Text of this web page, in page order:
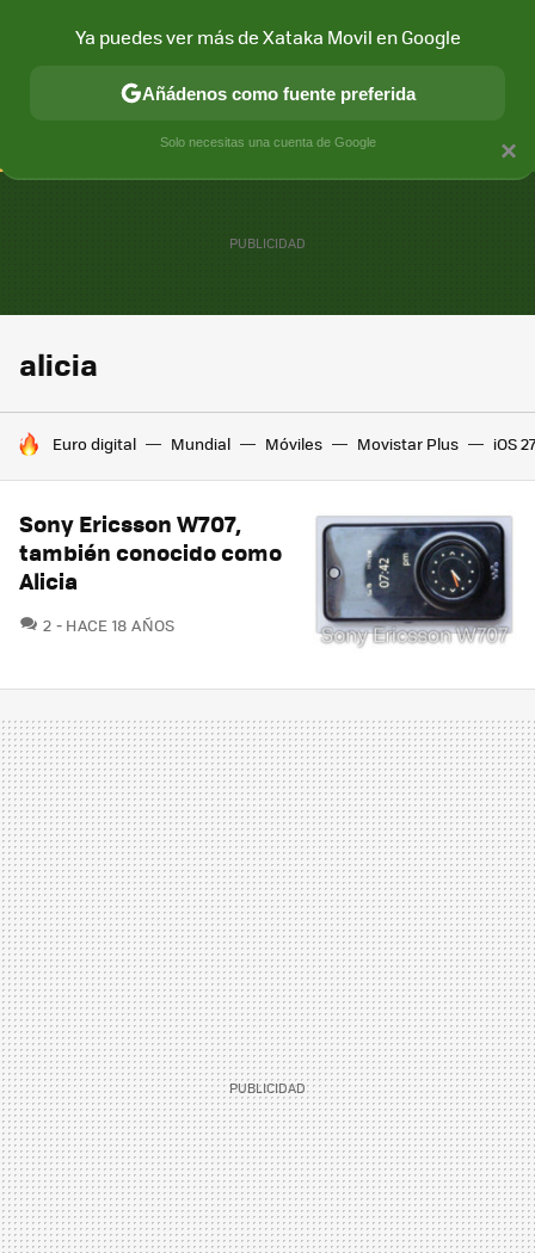
CONECTIVIDAD MÓVIL Y SOCIEDAD APLICACIONES
alicia
HOY SE HABLA DE
Euro digital Mundial Móviles Movistar Plus iOS 27
Sony Ericsson W707,
también conocido como
Alicia
2 COMENTARIOS
HACE 18 AÑOS
×
Ya puedes ver más de Xataka Movil en Google
Añádenos como fuente preferida
Solo necesitas una cuenta de Google